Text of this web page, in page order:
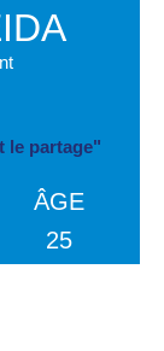
le partage"
ÂGE
25